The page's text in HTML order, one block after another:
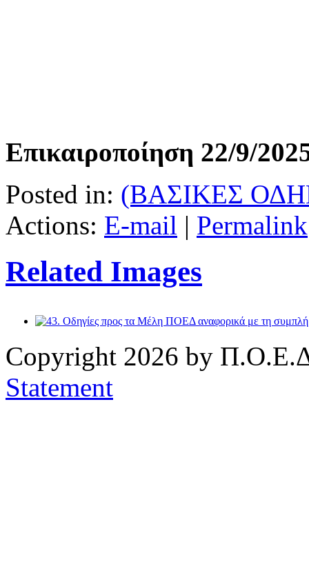
Επικαιροποίηση 22/9/
Posted in: (ΒΑΣΙΚΕΣ
Actions: E-mail | Permalink
Related Images
Copyright 2026 by
Statement